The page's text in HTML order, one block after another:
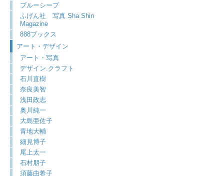
ブルーシープ
ふげん社 写真 Sha Shin
Magazine
888ブックス
アート・デザイン
アート・写真
デザイン.クラフト
石川直樹
奈良美智
浅田政志
奥川純一
大島亜佐子
青地大輔
細見博子
尾上太一
石村朋子
須藤由希子